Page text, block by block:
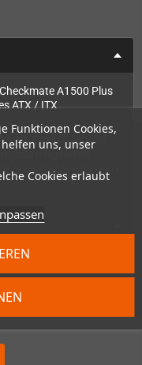
Funktionen Cookies,
uns, unser
Cookies erlaubt
A1500 Plus
ATX / ITX
Plus Basis-Gehäuse
mitgeliefert.
wenn Du einen Ersatz